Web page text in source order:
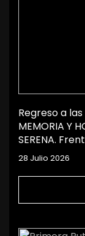
Regreso a
MEMORIA Y
SERENA.
28 Julio 2026